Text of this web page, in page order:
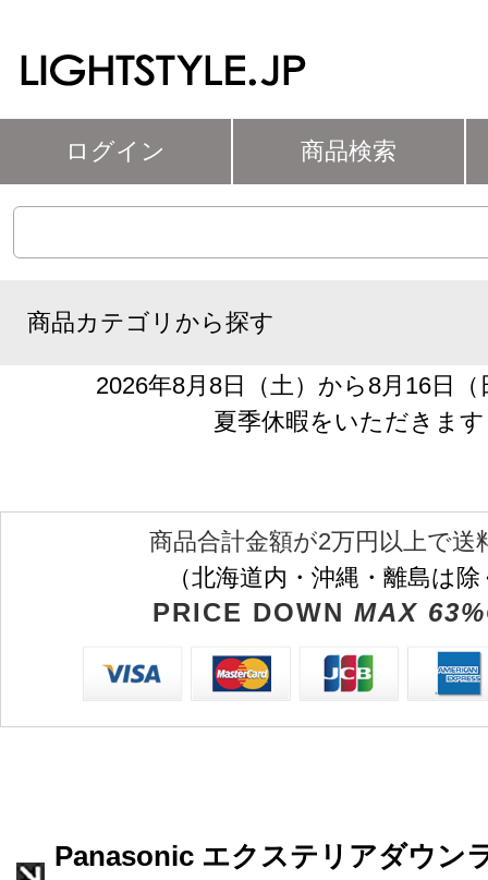
ログイン 商品検索
商品カテゴリから探す
2026年8月8日（土）から8月16日
夏季休暇をいただきます
商品合計金額が2万円以上で送
（北海道内・沖縄・離島は
PRICE DOWN MAX
Panasonic エクステリアダウン